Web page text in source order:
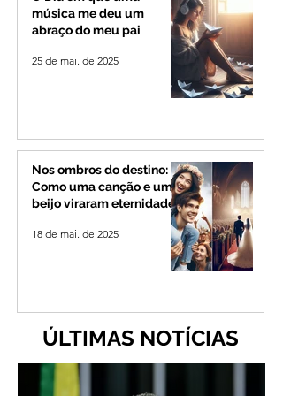
música me deu um
abraço do meu pai
25 de mai. de 2025
Nos ombros do destino:
Como uma canção e um
beijo viraram eternidade
18 de mai. de 2025
ÚLTIMAS NOTÍCIAS